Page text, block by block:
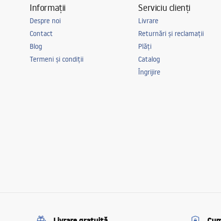
Informații
Despre noi
Contact
Blog
Termeni și condiții
Serviciu clienți
Livrare
Returnări și reclamații
Plăți
Catalog
Îngrijire